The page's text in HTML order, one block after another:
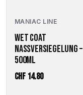
MANIAC LINE
WET COAT
NASSVERSIEGELUNG –
500ML
CHF 14.80